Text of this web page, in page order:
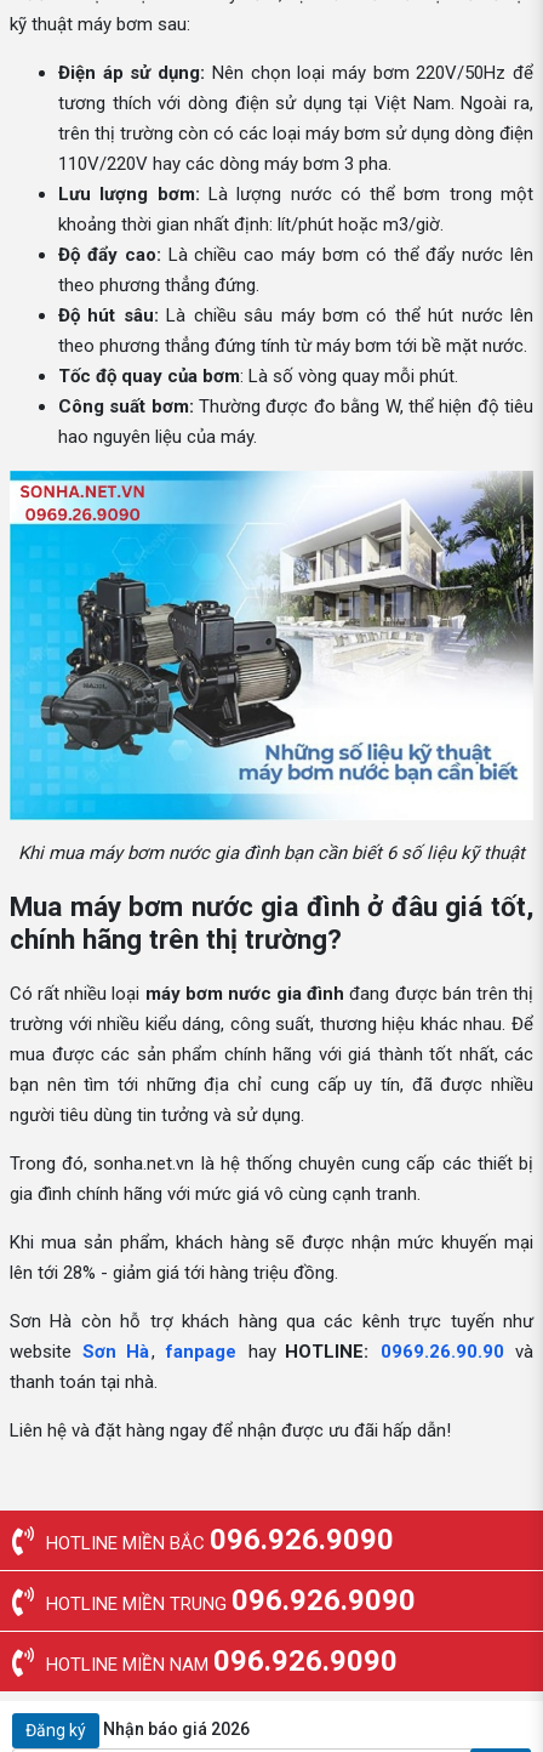
kỹ thuật máy bơm sau:
Điện áp sử dụng: Nên chọn loại máy bơm 220V/50Hz để
tương thích với dòng điện sử dụng tại Việt Nam. Ngoài ra,
trên thị trường còn có các loại máy bơm sử dụng dòng điện
110V/220V hay các dòng máy bơm 3 pha.
Lưu lượng bơm: Là lượng nước có thể bơm trong một
khoảng thời gian nhất định: lít/phút hoặc m3/giờ.
Độ đẩy cao: Là chiều cao máy bơm có thể đẩy nước lên
theo phương thẳng đứng.
Độ hút sâu: Là chiều sâu máy bơm có thể hút nước lên
theo phương thẳng đứng tính từ máy bơm tới bề mặt nước.
Tốc độ quay của bơm: Là số vòng quay mỗi phút.
Công suất bơm: Thường được đo bằng W, thể hiện độ tiêu
hao nguyên liệu của máy.
Khi mua máy bơm nước gia đình bạn cần biết 6 số liệu kỹ thuật
Mua máy bơm nước gia đình ở đâu giá tốt,
chính hãng trên thị trường?
Có rất nhiều loại máy bơm nước gia đình đang được bán trên thị
trường với nhiều kiểu dáng, công suất, thương hiệu khác nhau. Để
mua được các sản phẩm chính hãng với giá thành tốt nhất, các
bạn nên tìm tới những địa chỉ cung cấp uy tín, đã được nhiều
người tiêu dùng tin tưởng và sử dụng.
Trong đó, sonha.net.vn là hệ thống chuyên cung cấp các thiết bị
gia đình chính hãng với mức giá vô cùng cạnh tranh.
Khi mua sản phẩm, khách hàng sẽ được nhận mức khuyến mại
lên tới 28% - giảm giá tới hàng triệu đồng.
Sơn Hà còn hỗ trợ khách hàng qua các kênh trực tuyến như
website Sơn Hà, fanpage hay HOTLINE: 0969.26.90.90 và
thanh toán tại nhà.
Liên hệ và đặt hàng ngay để nhận được ưu đãi hấp dẫn!
HOTLINE MIỀN BẮC 096.926.9090
HOTLINE MIỀN TRUNG 096.926.9090
HOTLINE MIỀN NAM 096.926.9090
Đăng ký Nhận báo giá 2026